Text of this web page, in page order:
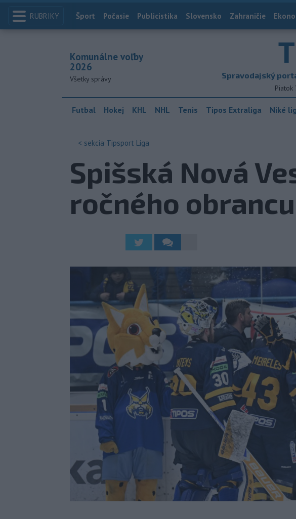
RUBRIKY Index
Šport Počasie Publicistika Slovensko Zahraničie
Spravodajský
Piatok
Komunálne voľby
2026
Všetky správy
Futbal Hokej KHL NHL Tenis Tipos Extraliga Niké
< sekcia Tipsport Liga
Spišská Nová
ročného